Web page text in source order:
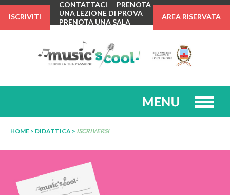
ISCRIVITI
CONTATTACI
PRENOTA
UNA LEZIONE DI PROVA
PRENOTA UNA SALA
AREA RISERVATA
HOME > DIDATTICA > ISCRIVERSI